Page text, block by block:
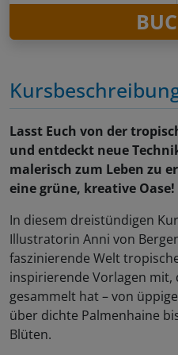
Lasst Euch von der
und entdeckt neue
malerisch zum Leben zu
eine grüne, kreative Oase!
In diesem dreistündigen
Illustratorin Anni von
faszinierende Welt
inspirierende Vorlagen mit,
gesammelt hat – von
über dichte Palmenhaine
Blüten.